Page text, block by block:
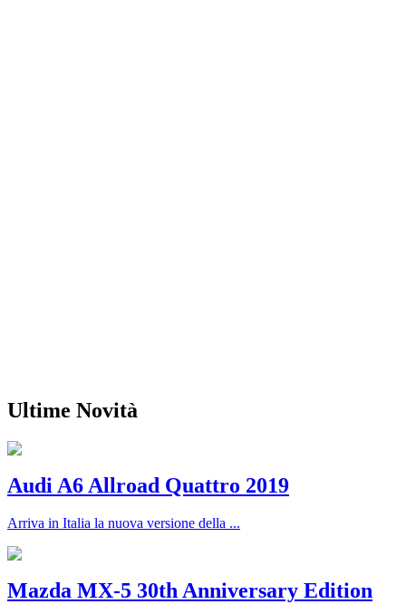
Ultime Novità
Audi A6 Allroad Quattro 2019
Arriva in Italia la nuova versione della ...
Mazda MX-5 30th Anniversary Edition